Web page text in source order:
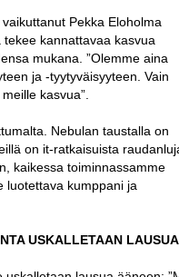
Pekka Eloholma
kannattavaa kasvua
mukana. ”Olemme aina
ja -tyytyväisyyteen. Vain
kasvua”.
Nebulan taustalla on
on it-ratkaisuista
kaikessa toiminnassamme
luotettava kumppani ja
USKALLETAAN LAUSUA